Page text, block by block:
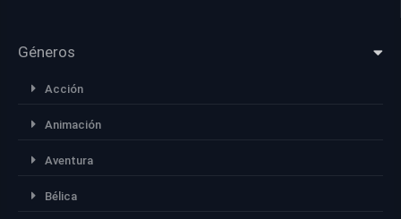
Géneros
Acción
Animación
Aventura
Bélica